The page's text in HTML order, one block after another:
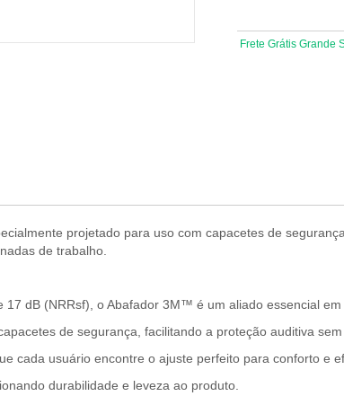
Frete Grátis Grande
projetado para uso com capacetes de
de trabalho.
dB (NRRsf), o Abafador 3M™ é um aliado essencial em
de segurança, facilitando a proteção auditiva
cada usuário encontre o ajuste perfeito para conforto e
durabilidade e leveza ao produto.